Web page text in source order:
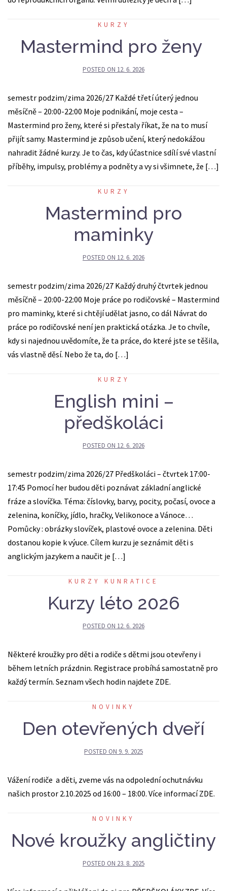
KURZY
Mastermind pro ženy
POSTED ON 12. 6. 2026
semestr podzim/zima 2026/27 Každé třetí úterý jednou
měsíčně – 20:00-22:00 Moje podnikání, moje cesta –
Mastermind pro ženy, které si přestaly říkat, že na to musí
přijít samy. Mastermind je způsob učení, který nedokážou
nahradit žádné kurzy. Je to čas, kdy účastnice sdílí své vlastní
příběhy, impulsy, problémy a podněty a vy si všimnete, že […]
KURZY
Mastermind pro
maminky
POSTED ON 12. 6. 2026
semestr podzim/zima 2026/27 Každý druhý čtvrtek jednou
měsíčně – 20:00-22:00 Moje práce po rodičovské – Mastermind
pro maminky, které si chtějí udělat jasno, co dál Návrat do
práce po rodičovské není jen praktická otázka. Je to chvíle,
kdy si najednou uvědomíte, že ta práce, do které jste se těšila,
vás vlastně děsí. Nebo že ta, do […]
KURZY
English mini –
předškoláci
POSTED ON 12. 6. 2026
semestr podzim/zima 2026/27 Předškoláci – čtvrtek 17:00-
17:45 Pomocí her budou děti poznávat základní anglické
fráze a slovíčka. Téma: číslovky, barvy, pocity, počasí, ovoce a
zelenina, koníčky, jídlo, hračky, Velikonoce a Vánoce…
Pomůcky : obrázky slovíček, plastové ovoce a zelenina. Děti
dostanou kopie k výuce. Cílem kurzu je seznámit děti s
anglickým jazykem a naučit je […]
KURZY KUNRATICE
Kurzy léto 2026
POSTED ON 12. 6. 2026
Některé kroužky pro děti a rodiče s dětmi jsou otevřeny i
během letních prázdnin. Registrace probíhá samostatně pro
každý termín. Seznam všech hodin najdete ZDE.
NOVINKY
Den otevřených dveří
POSTED ON 9. 9. 2025
Vážení rodiče a děti, zveme vás na odpolední ochutnávku
našich prostor 2.10.2025 od 16:00 – 18:00. Více informací ZDE.
NOVINKY
Nové kroužky angličtiny
POSTED ON 23. 8. 2025